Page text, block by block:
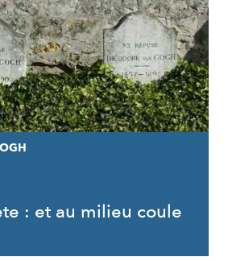
: et au milieu coule